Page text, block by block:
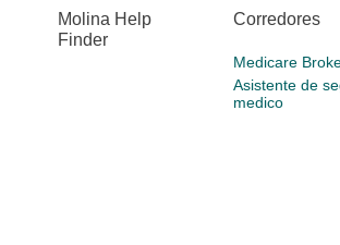
Molina Help
Finder
Corredores
Medicare
Asistente de
medico